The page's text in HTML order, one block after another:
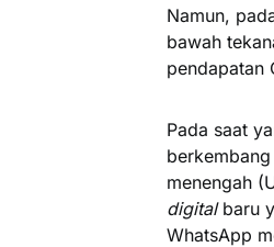
Namun,
bawah
pendapatan
Pada saat
menengah
digital baru
WhatsApp